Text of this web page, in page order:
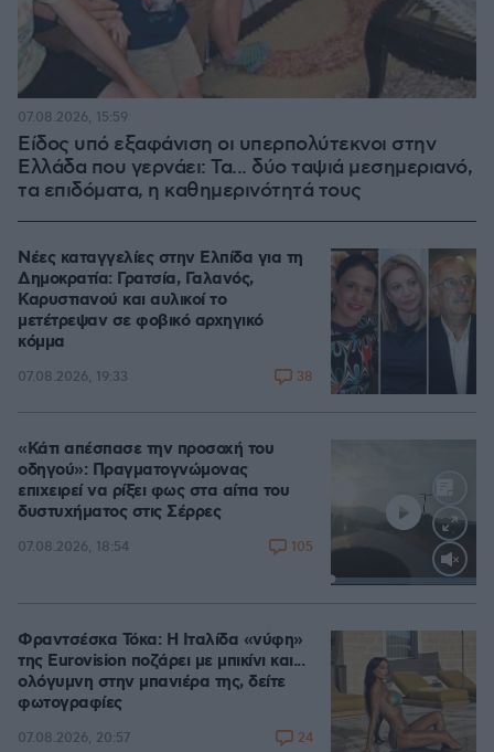
Είδος υπό εξαφάνιση οι υπερπολύτεκνοι στην
Ελλάδα που γερνάει: Τα... δύο ταψιά μεσημεριανό,
τα επιδόματα, η καθημερινότητά τους
07.08.2026, 15:59
Νέες καταγγελίες στην Ελπίδα για τη
Δημοκρατία: Γρατσία, Γαλανός,
Καρυστιανού και αυλικοί το
μετέτρεψαν σε φοβικό αρχηγικό
κόμμα
07.08.2026, 19:33 38
Loaded:
«Κάτι απέσπασε την προσοχή του
οδηγού»: Πραγματογνώμονας
επιχειρεί να ρίξει φως στα αίτια του
δυστυχήματος στις Σέρρες
07.08.2026, 18:54 105
Φραντσέσκα Τόκα: Η Ιταλίδα «νύφη»
της Eurovision ποζάρει με μπικίνι και...
ολόγυμνη στην μπανιέρα της, δείτε
φωτογραφίες
07.08.2026, 20:57 24